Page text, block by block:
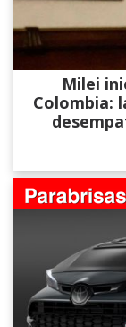
Milei
Colombia: